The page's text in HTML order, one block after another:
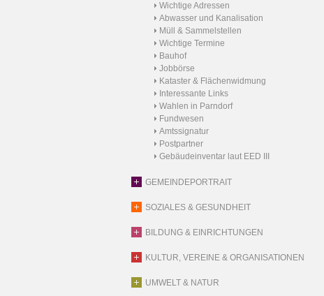
Wichtige Adressen
Abwasser und Kanalisation
Müll & Sammelstellen
Wichtige Termine
Bauhof
Jobbörse
Kataster & Flächenwidmung
Interessante Links
Wahlen in Parndorf
Fundwesen
Amtssignatur
Postpartner
Gebäudeinventar laut EED III
GEMEINDEPORTRAIT
SOZIALES & GESUNDHEIT
BILDUNG & EINRICHTUNGEN
KULTUR, VEREINE & ORGANISATIONEN
UMWELT & NATUR